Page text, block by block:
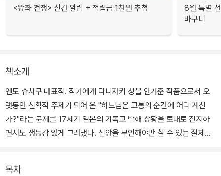
<왕좌 전쟁> 신간 알림 + 적립금 1천원 추첨
8월 특별
바구니
책소개
엔도 슈사쿠 대표작. 작가에게 다니자키 상을 안겨준 작품으로서 오
랫동안 신학적 주제가 되어 온 "하느님은 고통의 순간에 어디 계신
가?"라는 문제를 17세기 일본의 기독교 박해 상황을 토대로 진지하
면서도 생동감 있게 그려냈다. 신앙을 부인해야만 살 수 있는 절체절
목차